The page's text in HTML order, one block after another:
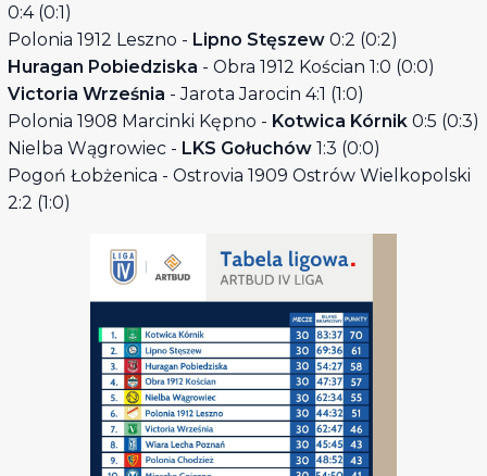
0:4 (0:1)
Polonia 1912 Leszno - Lipno Stęszew0:2 (0:2)
Huragan Pobiedziska - Obra 1912 Kościan 1:0 (0:0)
Victoria Września - Jarota Jarocin 4:1 (1:0)
Polonia 1908 Marcinki Kępno - Kotwica Kórnik 0:5 (0:3)
Nielba Wągrowiec - LKS Gołuchów1:3 (0:0)
Pogoń Łobżenica - Ostrovia 1909 Ostrów Wielkopolski
2:2 (1:0)